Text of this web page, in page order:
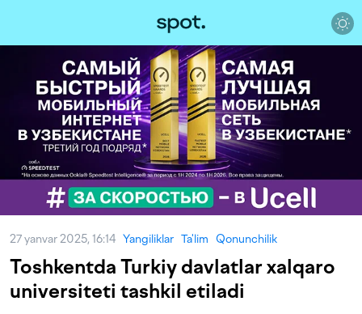
27 yanvar 2025, 16:14 Yangiliklar Ta'lim Qonunchilik
Toshkentda Turkiy davlatlar xalqaro
universiteti tashkil etiladi